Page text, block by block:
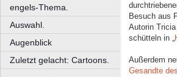
engels-Thema.
Auswahl.
Augenblick
Zuletzt gelacht: Cartoons.
Besuch aus
Autorin
schütteln in „
Außerdem
Gesandte